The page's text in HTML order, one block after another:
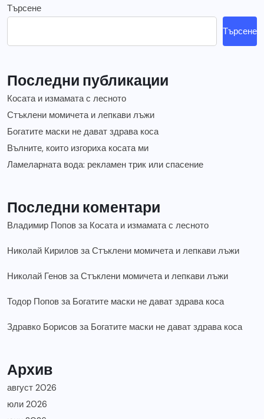
Търсене
Търсене
Последни публикации
Косата и измамата с лесното
Стъклени момичета и лепкави лъжи
Богатите маски не дават здрава коса
Вълните, които изгориха косата ми
Ламеларната вода: рекламен трик или спасение
Последни коментари
Владимир Попов за Косата и измамата с лесното
Николай Кирилов заСтъклени момичета и лепкави лъжи
Николай Генов заСтъклени момичета и лепкави лъжи
Тодор Попов за Богатите маски не дават здрава коса
Здравко Борисов за Богатите маски не дават здрава коса
Архив
август 2026
юли 2026